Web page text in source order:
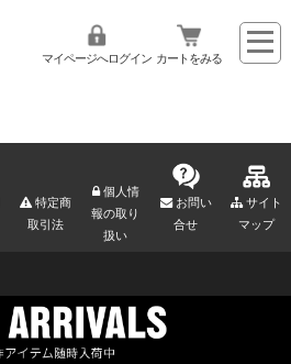
マイページへログイン カートをみる
特定商
取引法
個人情
報の取り
扱い
お問い
合せ
サイト
マップ